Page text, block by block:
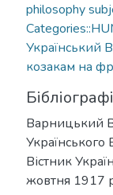
philosophy
Український
козакам на
Варницький
Вістник
жовтня 1917